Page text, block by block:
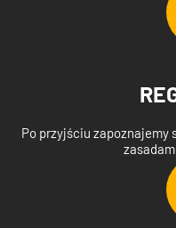
Po przyjściu zapoznajemy